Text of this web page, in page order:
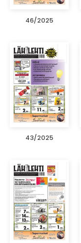
46/2025
43/2025